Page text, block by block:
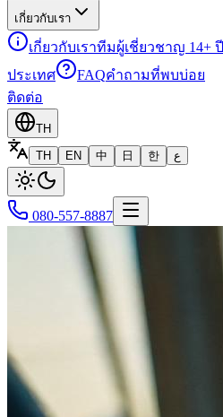
เกี่ยวกับเรา
เกี่ยวกับเราทีมผู้เชี่ยวชาญ 14+ ปี
ประเทศ
FAQคำถามที่พบบ่อย
ติดต่อ
TH
TH
EN 中 日 한 ع
080-557-8887